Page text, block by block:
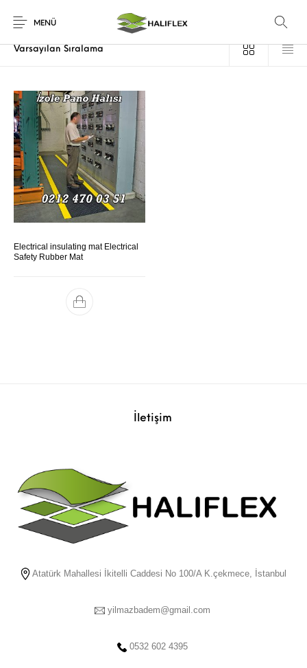
MENÜ
Ana Sayfa / Ürünler “switchboard mat” olarak etiketlendi
Electrical insulating mat Electrical
Safety Rubber Mat
İletişim
Atatürk Mahallesi İkitelli Caddesi No 100/A K.çekmece, İstanbul
yilmazbadem@gmail.com
0532 602 4395